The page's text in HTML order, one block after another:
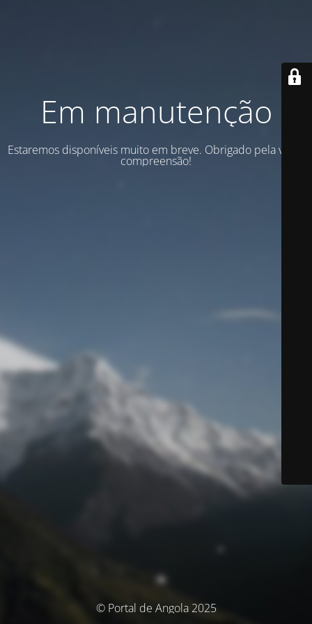
Em manutenção
Estaremos disponíveis muito em breve. Obrigado pela vossa
compreensão!
© Portal de Angola 2025